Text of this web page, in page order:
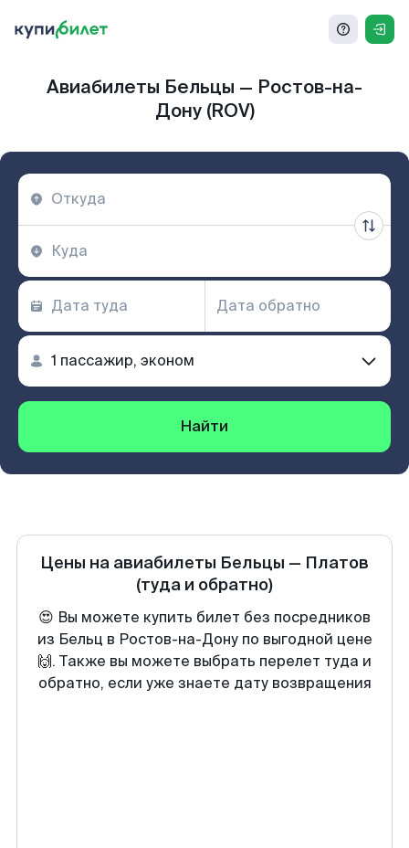
Авиабилеты Бельцы — Ростов-на-
Дону (ROV)
Найти
Цены на авиабилеты Бельцы — Платов
(туда и обратно)
😍 Вы можете купить билет без посредников
из Бельц в Ростов-на-Дону по выгодной цене
🙌. Также вы можете выбрать перелет туда и
обратно, если уже знаете дату возвращения